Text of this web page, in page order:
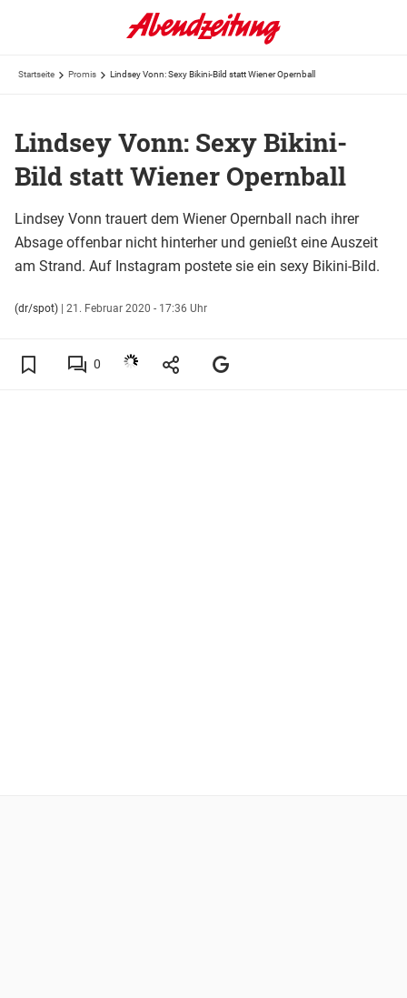
Startseite Promis Lindsey Vonn: Sexy Bikini-Bild statt Wiener Opernball
Lindsey Vonn: Sexy Bikini-
Bild statt Wiener Opernball
Lindsey Vonn trauert dem Wiener Opernball nach ihrer
Absage offenbar nicht hinterher und genießt eine Auszeit
am Strand. Auf Instagram postete sie ein sexy Bikini-Bild.
(dr/spot) | 21. Februar 2020 - 17:36 Uhr
0